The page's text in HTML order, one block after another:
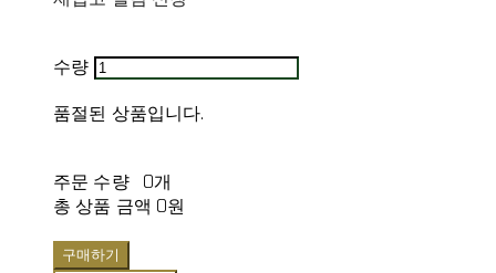
수량
품절된 상품입니다.
주문 수량
0개
총 상품 금액 0원
구매하기